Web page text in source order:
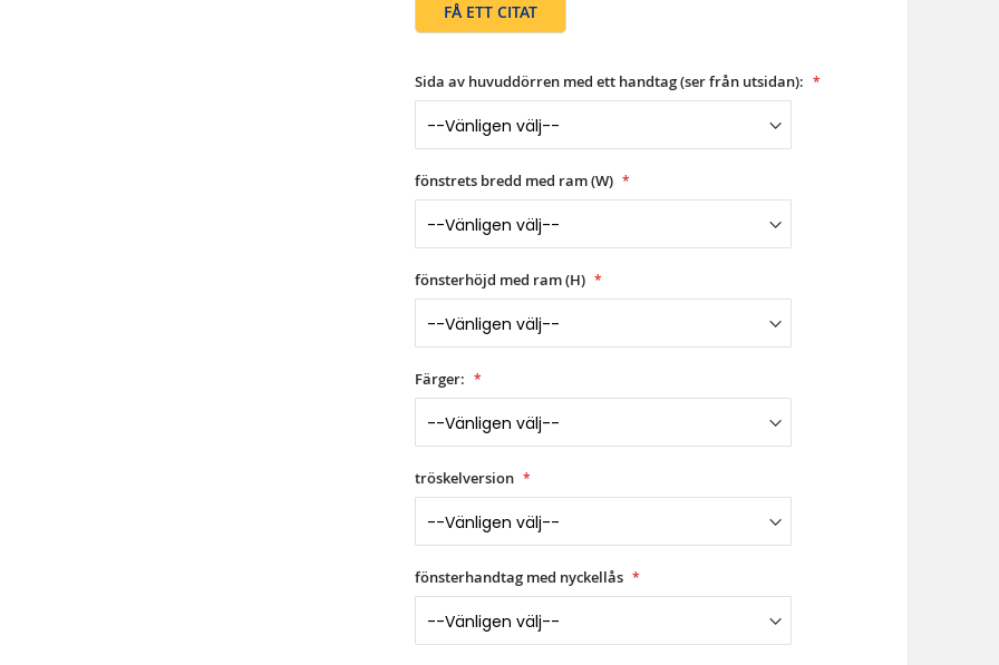
FÅ ETT CITAT
Sida av huvuddörren med ett handtag (ser från utsidan):
fönstrets bredd med ram (W)
fönsterhöjd med ram (H)
Färger:
tröskelversion
fönsterhandtag med nyckellås